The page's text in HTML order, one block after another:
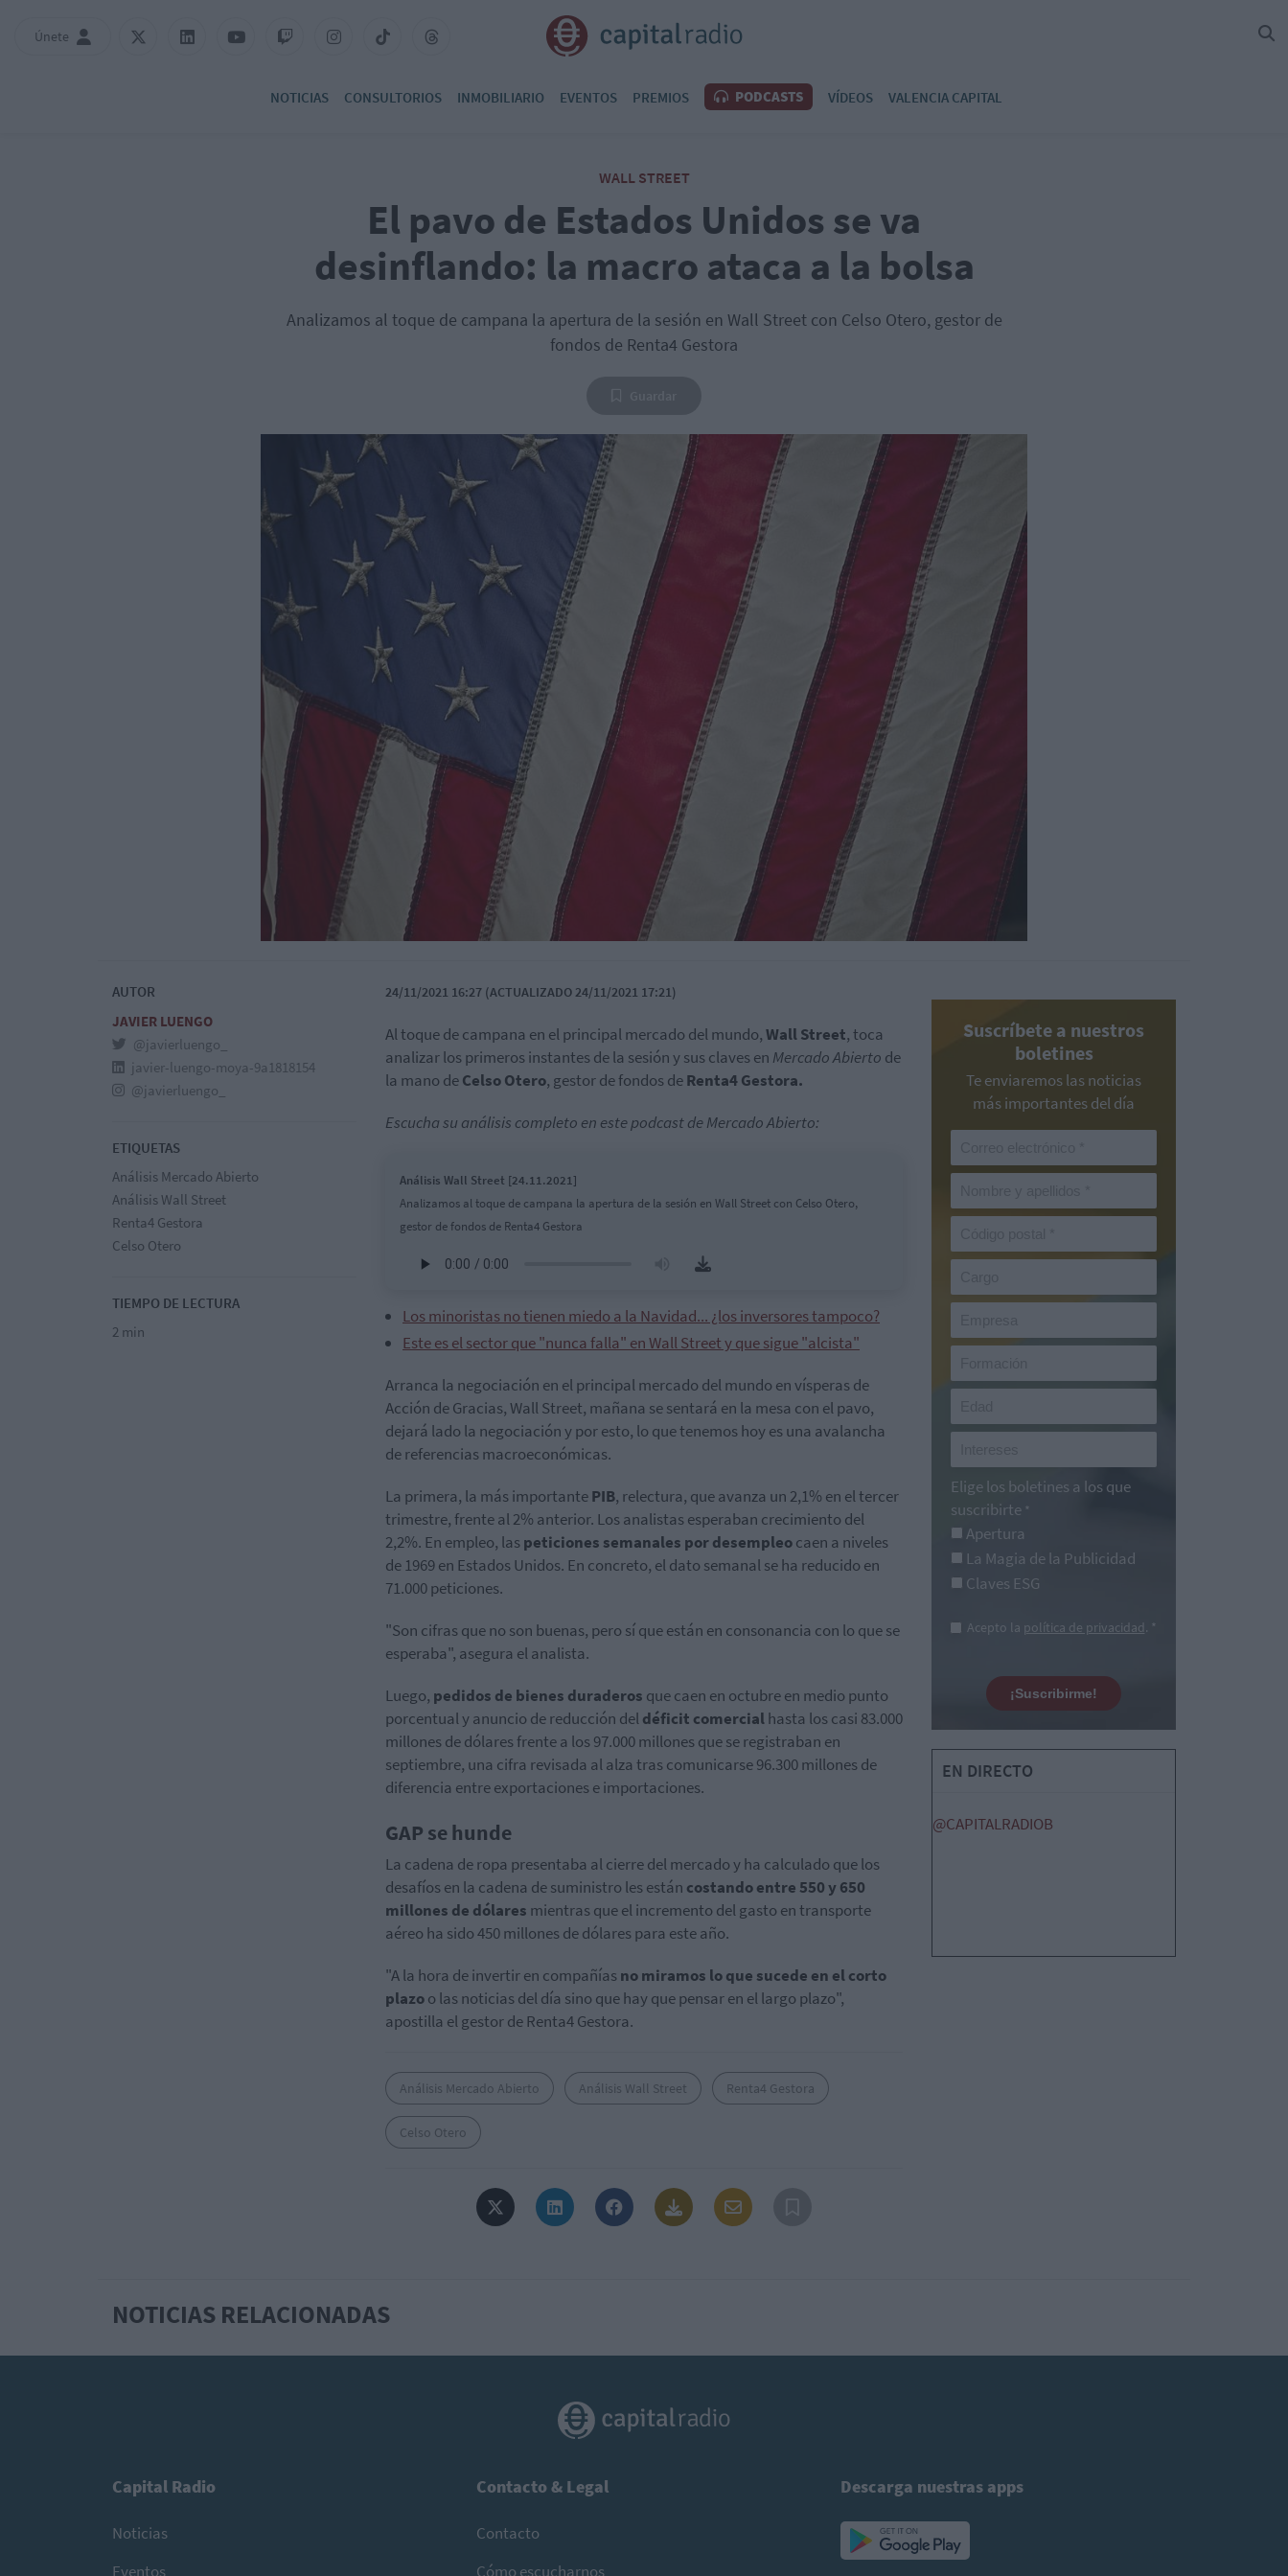
Únete
NOTICIAS CONSULTORIOS INMOBILIARIO EVENTOS PREMIOS PODCASTS VÍDEOS VALENCIA CAPITAL
WALL STREET
El pavo de Estados Unidos se va
desinflando: la macro ataca a la bolsa
Analizamos al toque de campana la apertura de la sesión en Wall Street con Celso Otero, gestor de
fondos de Renta4 Gestora
AUTOR
JAVIER LUENGO
@javierluengo_
javier-luengo-moya-9a1818154
@javierluengo_
ETIQUETAS
Análisis Mercado Abierto
Análisis Wall Street
Renta4 Gestora
Celso Otero
TIEMPO DE LECTURA
2 min
24/11/2021 16:27 (ACTUALIZADO 24/11/2021 17:21)
Al toque de campana en el principal mercado del mundo,Wall Street, toca
analizar los primeros instantes de la sesión y sus claves en Mercado Abierto de
la mano deCelso Otero, gestor de fondos deRenta4 Gestora.
Escucha su análisis completo en este podcast de Mercado Abierto:
Análisis Wall Street [24.11.2021]
Analizamos al toque de campana la apertura de la sesión en Wall Street con Celso Otero,
gestor de fondos de Renta4 Gestora
Los minoristas no tienen miedo a la Navidad... ¿los inversores tampoco?
Este es el sector que "nunca falla" en Wall Street y que sigue "alcista"
Arranca la negociación en el principal mercado del mundo en vísperas de
Acción de Gracias, Wall Street, mañana se sentará en la mesa con el pavo,
dejará lado la negociación y por esto, lo que tenemos hoy es una avalancha
de referencias macroeconómicas.
La primera, la más importantePIB, relectura, que avanza un 2,1% en el tercer
trimestre, frente al 2% anterior. Los analistas esperaban crecimiento del
2,2%. En empleo, laspeticiones semanales por desempleocaen a niveles
de 1969 en Estados Unidos. En concreto, el dato semanal se ha reducido en
71.000 peticiones.
"Son cifras que no son buenas, pero sí que están en consonancia con lo que se
esperaba", asegura el analista.
Luego, pedidos de bienes duraderos que caen en octubre en medio punto
porcentual y anuncio de reducción deldéficit comercialhasta los casi 83.000
millones de dólares frente a los 97.000 millones que se registraban en
septiembre, una cifra revisada al alza tras comunicarse 96.300 millones de
diferencia entre exportaciones e importaciones.
GAP se hunde
La cadena de ropa presentaba al cierre del mercado y ha calculado que los
desafíos en la cadena de suministro les están costando entre 550 y 650
millones de dólares mientras que el incremento del gasto en transporte
aéreo ha sido 450 millones de dólares para este año.
"A la hora de invertir en compañíasno miramos lo que sucede en el corto
plazoo las noticias del día sino que hay que pensar en el largo plazo",
apostilla el gestor de Renta4 Gestora.
Análisis Mercado Abierto Análisis Wall Street Renta4 Gestora
Celso Otero
Suscríbete a nuestros
boletines
Te enviaremos las noticias
más importantes del día
Elige los boletines a los que
suscribirte *
Apertura
La Magia de la Publicidad
Claves ESG
Acepto la política de privacidad. *
¡Suscribirme!
EN DIRECTO
@CAPITALRADIOB
NOTICIAS RELACIONADAS
Capital Radio
Noticias
Eventos
Contacto & Legal
Contacto
Cómo escucharnos
Descarga nuestras apps